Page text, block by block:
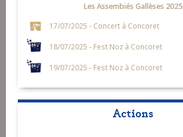
Les Assembiés Gallèses 2025
17/07/2025 - Concert à Concoret
18/07/2025 - Fest Noz à Concoret
19/07/2025 - Fest Noz à Concoret
Actions